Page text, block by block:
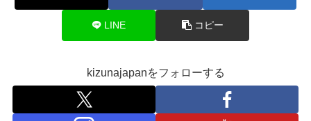
LINE コピー
kizunajapanをフォローする